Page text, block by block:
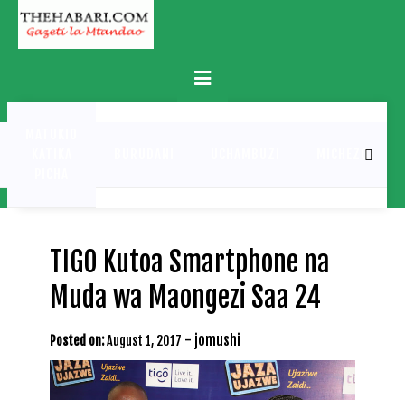
Skip
content
Primary
Menu
MICHEZO
TIGO Kutoa Smartphone na
Muda wa Maongezi Saa 24
Posted on:August 1, 2017 - jomushi